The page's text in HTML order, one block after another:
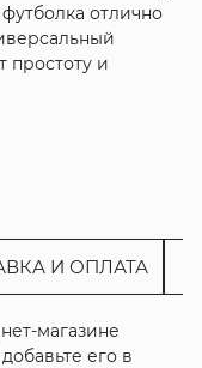
отлично
простоту и
И ОПЛАТА
магазине
его в